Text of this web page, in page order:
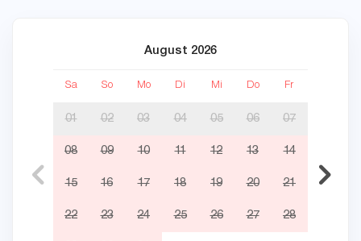
August 2026
Sa So Mo Di Mi Do Fr
01 02 03 04 05 06 07
08 09 10 11 12 13 14
15 16 17 18 19 20 21
22 23 24 25 26 27 28